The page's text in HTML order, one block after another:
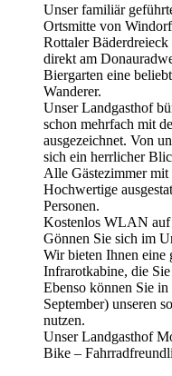
Unser familiär
Ortsmitte von
Rottaler
direkt am
Biergarten eine
Wanderer.
Unser Landgasthof
schon mehrfach mit
ausgezeichnet. Von
sich ein herrlicher
Alle Gästezimmer
Hochwertige
Personen.
Kostenlos WLAN auf
Gönnen Sie sich im
Wir bieten Ihnen eine
Infrarotkabine, die
Ebenso können Sie
September) unseren
nutzen.
Unser Landgasthof
Bike –